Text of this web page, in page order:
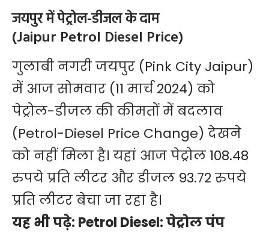
जयपुर में पेट्रोल-डीजल के दाम
(Jaipur Petrol Diesel Price)
गुलाबी नगरी जयपुर (Pink City Jaipur)
में आज सोमवार (11 मार्च 2024) को
पेट्रोल-डीजल की कीमतों में बदलाव
(Petrol-Diesel Price Change) देखने
को नहीं मिला है। यहां आज पेट्रोल 108.48
रुपये प्रति लीटर और डीजल 93.72 रुपये
प्रति लीटर बेचा जा रहा है।
यह भी पढ़े: Petrol Diesel: पेट्रोल पंप